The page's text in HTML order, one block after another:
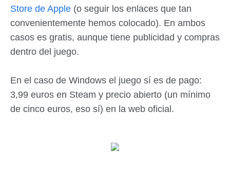
Store de Apple (o seguir los enlaces que tan
convenientemente hemos colocado). En ambos
casos es gratis, aunque tiene publicidad y compras
dentro del juego.
En el caso de Windows el juego sí es de pago:
3,99 euros en Steam y precio abierto (un mínimo
de cinco euros, eso sí) en la web oficial.